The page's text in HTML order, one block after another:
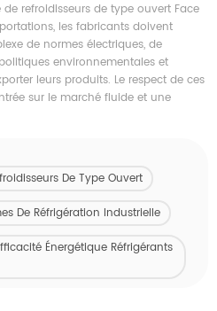
refroidisseurs de type ouvert Face
les fabricants doivent
de normes électriques, de
environnementales et
leurs produits. Le respect de ces
sur le marché fluide et une
De Type Ouvert
De Réfrigération Industrielle
Énergétique Réfrigérants